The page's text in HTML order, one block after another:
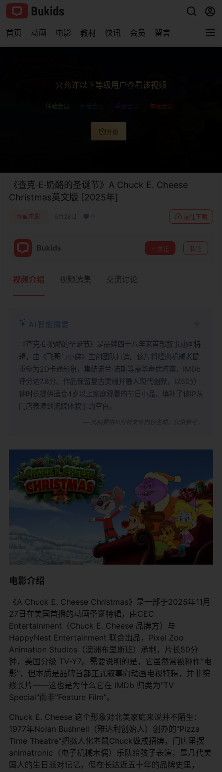
首页 动画 电影 教材 快讯 会员 留言
只允许以下等级用户查看该视频
体验会员 月度会员 季度会员 年度会员
升级
《查克·E·奶酪的圣诞节》A Chuck E. Cheese
Christmas英文版 [2025年]
动画电影 6月28日 前往下载
Bukids 关注 私信
视频介绍 视频选集 交流讨论
AI智能摘要
《查克·E·奶酪的圣诞节》是品牌四十八年来首部叙事动画特
辑，由《飞哥与小佛》主创团队打造。该片将经典机械老鼠
重塑为2D卡通形象，集结诺兰·诺斯等豪华声优阵容，IMDb
评分达7.8分。作品保留复古灵魂并融入现代幽默，以50分
钟时长提供适合4岁以上家庭观看的节日小品，填补了该IP从
门店表演到流媒体叙事的空白。
电影介绍
《A Chuck E. Cheese Christmas》是一部于2025年11月
27日在美国首播的动画圣诞特辑，由CEC
Entertainment（Chuck E. Cheese 品牌方）与
HappyNest Entertainment 联合出品，Pixel Zoo
Animation Studios（澳洲布里斯班）承制，片长50分
钟，美国分级 TV-Y7。需要说明的是，它虽然常被称作"电
影"，但本质是品牌首部正式叙事向动画电视特辑，并非院
线长片——这也是为什么它在 IMDb 归类为"TV
Special"而非"Feature Film"。
Chuck E. Cheese 这个形象对北美家庭来说并不陌生：
1977年Nolan Bushnell（雅达利创始人）创办的"Pizza
Time Theatre"把拟人化老鼠Chuck做成招牌，门店里摆
animatronic（电子机械木偶）乐队给孩子表演，是几代美
国人的生日派对记忆。但在长达近五十年的品牌史里，